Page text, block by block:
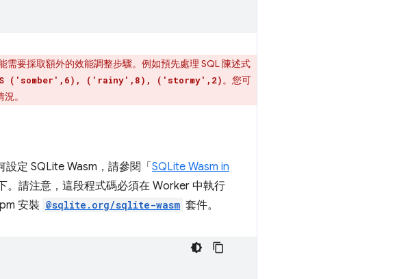
要採取額外的效能調整步驟。例如預先處理 SQL 陳述式
('somber',6), ('rainy',8), ('stormy',2) 。您可
。
定 SQLite Wasm，請參閱「SQLite Wasm in
。請注意，這段程式碼必須在 Worker 中執行
安裝 @sqlite.org/sqlite-wasm 套件。